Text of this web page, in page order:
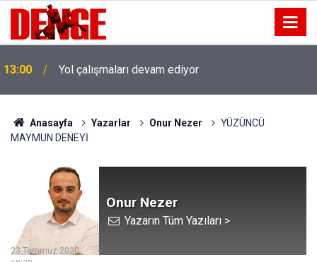
13:00 Yol çalışmaları devam ediyor
Anasayfa Yazarlar Onur Nezer
YÜZÜNCÜ
MAYMUN DENEYİ
Onur Nezer
Yazarın Tüm Yazıları >
23 Temmuz 2020